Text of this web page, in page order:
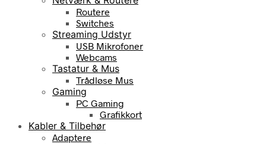
Routere
Switches
Streaming Udstyr
USB Mikrofoner
Webcams
Tastatur & Mus
Trådløse Mus
Gaming
PC Gaming
Grafikkort
Kabler & Tilbehør
Adaptere